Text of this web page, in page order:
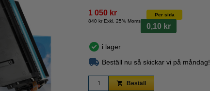
1 050 kr
840 kr Exkl. 25% Moms
Per sida
0,10 kr
i lager
Beställ nu så skickar vi på måndag!
Beställ